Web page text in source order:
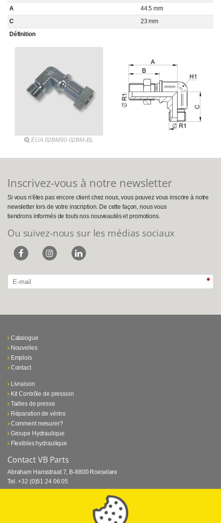
A
44.5 mm
C
23 mm
Définition
EUA.02BM90-02BM-BL
Inscrivez-vous à notre newsletter
Si vous n'êtes pas encore client chez nous, vous pouvez vous inscrire à notre
newsletter lors de votre inscription. De cette façon, nous vous
tiendrons informés de touts nos nouveautés et promotions.
Ou suivez-nous sur les médias sociaux
Catalogue
Nouvelles
Emplois
Contact
Livraison
Kit Contrôle de pression
Tailles de presse
Réparation de vérins
Comment mesurer?
Groupe Hydraulique
Flexibles hydraulique
Contact VB Parts
Abraham Hansstraat 7, B-8800 Roeselare
Tel. +32 (0)51 24 06 05
⏳ Dernier mois de promotion Webtec!